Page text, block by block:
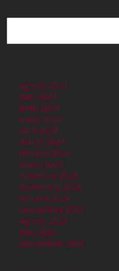
agosto 2024
julio 2024
junio 2024
mayo 2024
abril 2024
marzo 2024
febrero 2024
enero 2024
diciembre 2023
noviembre 2023
octubre 2023
septiembre 2023
agosto 2023
julio 2023
septiembre 2000